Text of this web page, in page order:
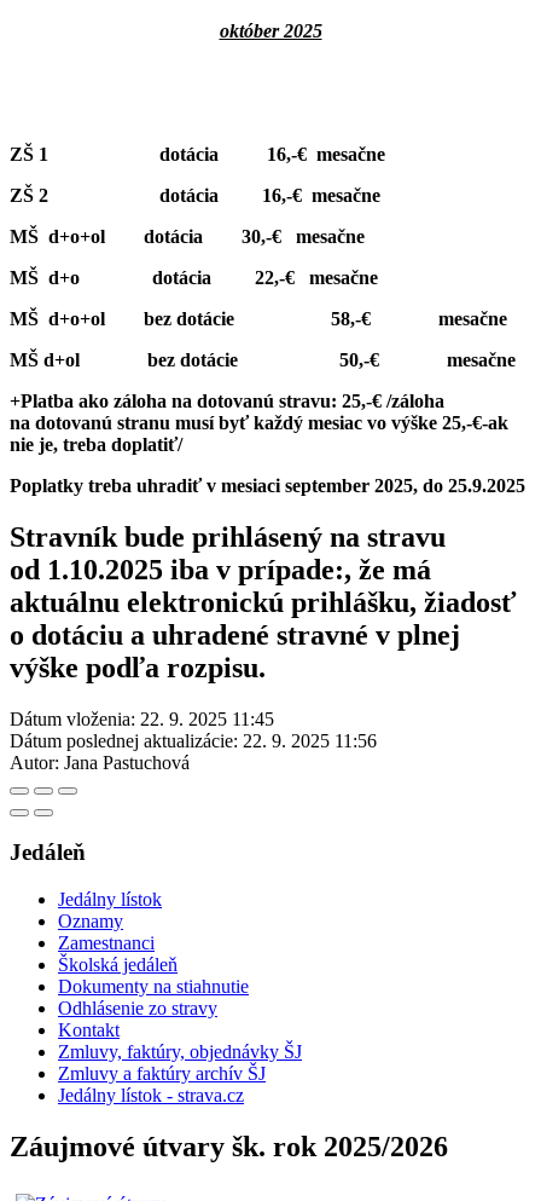
október 2025
ZŠ 1 dotácia 16,-€ mesačne
ZŠ 2 dotácia 16,-€ mesačne
MŠ d+o+ol dotácia 30,-€ mesačne
MŠ d+o dotácia 22,-€ mesačne
MŠ d+o+ol bez dotácie 58,-€ mesačne
MŠ d+ol bez dotácie 50,-€ mesačne
+Platba ako záloha na dotovanú stravu: 25,-€ /záloha
na dotovanú stranu musí byť každý mesiac vo výške 25,-€-ak
nie je, treba doplatiť/
Poplatky treba uhradiť v mesiaci september 2025, do 25.9.2025
Stravník bude prihlásený na stravu
od 1.10.2025 iba v prípade:, že má
aktuálnu elektronickú prihlášku, žiadosť
o dotáciu a uhradené stravné v plnej
výške podľa rozpisu.
Dátum vloženia: 22. 9. 2025 11:45
Dátum poslednej aktualizácie: 22. 9. 2025 11:56
Autor: Jana Pastuchová
Jedáleň
Jedálny lístok
Oznamy
Zamestnanci
Školská jedáleň
Dokumenty na stiahnutie
Odhlásenie zo stravy
Kontakt
Zmluvy, faktúry, objednávky ŠJ
Zmluvy a faktúry archív ŠJ
Jedálny lístok - strava.cz
Záujmové útvary šk. rok 2025/2026